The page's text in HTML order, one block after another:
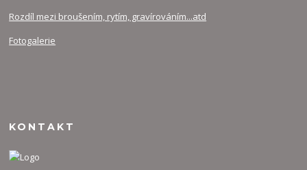
Rozdíl mezi broušením, rytím, gravírováním...atd
Fotogalerie
KONTAKT